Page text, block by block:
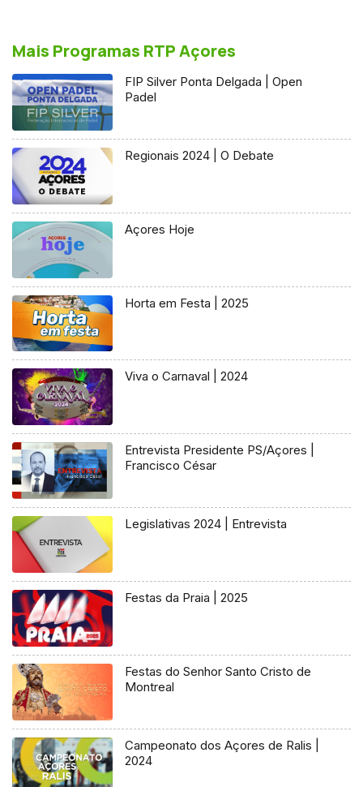
Mais Programas RTP Açores
FIP Silver Ponta Delgada | Open
Padel
Regionais 2024 | O Debate
Açores Hoje
Horta em Festa | 2025
Viva o Carnaval | 2024
Entrevista Presidente PS/Açores |
Francisco César
Legislativas 2024 | Entrevista
Festas da Praia | 2025
Festas do Senhor Santo Cristo de
Montreal
Campeonato dos Açores de Ralis |
2024